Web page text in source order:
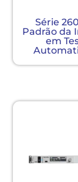
Série
Padrão da
em